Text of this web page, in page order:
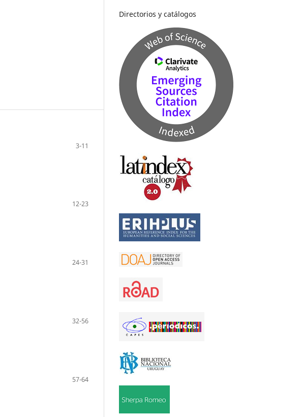
3-11
12-23
24-31
32-56
57-64
Directorios y catálogos